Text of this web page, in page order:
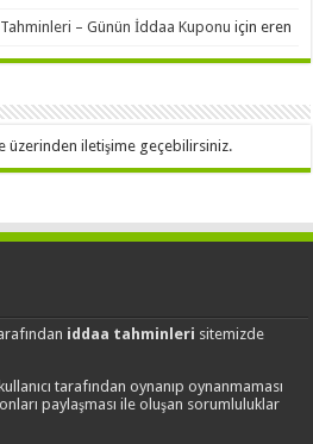
Tahminleri – Günün İddaa Kuponu içineren
üzerinden iletişime geçebilirsiniz.
iddaa tahminleri sitemizde
tarafından oynanıp oynanmaması
paylaşması ile oluşan sorumluluklar